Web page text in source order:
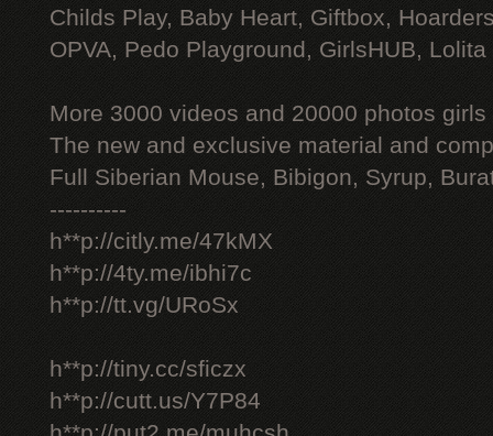
Childs Play, Baby Heart, Giftbox,
OPVA, Pedo Playground, GirlsHUB, Lolita
More 3000 videos and 20000 photos
The new and exclusive material and
Full Siberian Mouse, Bibigon, Syrup,
----------
h**p://citly.me/47kMX
h**p://4ty.me/ibhi7c
h**p://tt.vg/URoSx
h**p://tiny.cc/sficzx
h**p://cutt.us/Y7P84